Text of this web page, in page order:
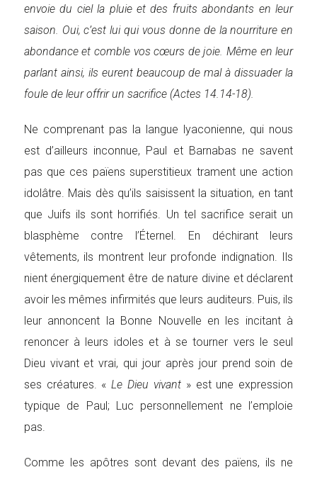
envoie du ciel la pluie et des fruits abondants en leur
saison. Oui, c’est lui qui vous donne de la nourriture en
abondance et comble vos cœurs de joie. Même en leur
parlant ainsi, ils eurent beaucoup de mal à dissuader la
foule de leur offrir un sacrifice (Actes 14.14-18).
Ne comprenant pas la langue lyaconienne, qui nous
est d’ailleurs inconnue, Paul et Barnabas ne savent
pas que ces païens superstitieux trament une action
idolâtre. Mais dès qu’ils saisissent la situation, en tant
que Juifs ils sont horrifiés. Un tel sacrifice serait un
blasphème contre l’Éternel. En déchirant leurs
vêtements, ils montrent leur profonde indignation. Ils
nient énergiquement être de nature divine et déclarent
avoir les mêmes infirmités que leurs auditeurs. Puis, ils
leur annoncent la Bonne Nouvelle en les incitant à
renoncer à leurs idoles et à se tourner vers le seul
Dieu vivant et vrai, qui jour après jour prend soin de
ses créatures. «Le Dieu vivant» est une expression
typique de Paul; Luc personnellement ne l’emploie
pas.
Comme les apôtres sont devant des païens, ils ne